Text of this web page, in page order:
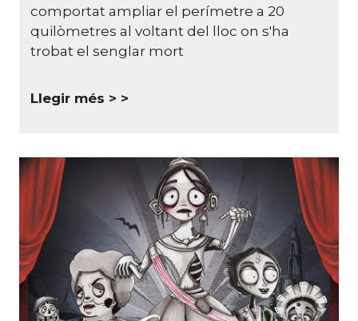
comportat ampliar el perímetre a 20
quilòmetres al voltant del lloc on s'ha
trobat el senglar mort
Llegir més >